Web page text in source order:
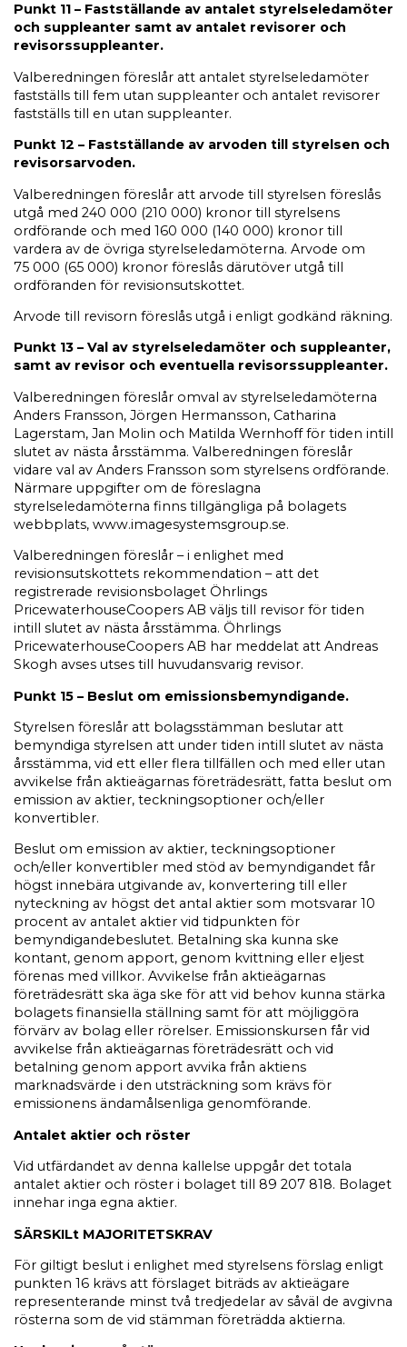
Punkt 11 – Fastställande av antalet styrelseledamöter
och suppleanter samt av antalet revisorer och
revisorssuppleanter.
Valberedningen föreslår att antalet styrelseledamöter
fastställs till fem utan suppleanter och antalet revisorer
fastställs till en utan suppleanter.
Punkt 12 – Fastställande av arvoden till styrelsen och
revisorsarvoden.
Valberedningen föreslår att arvode till styrelsen föreslås
utgå med 240 000 (210 000) kronor till styrelsens
ordförande och med 160 000 (140 000) kronor till
vardera av de övriga styrelseledamöterna. Arvode om
75 000 (65 000) kronor föreslås därutöver utgå till
ordföranden för revisionsutskottet.
Arvode till revisorn föreslås utgå i enligt godkänd räkning.
Punkt 13 – Val av styrelseledamöter och suppleanter,
samt av revisor och eventuella revisorssuppleanter.
Valberedningen föreslår omval av styrelseledamöterna
Anders Fransson, Jörgen Hermansson, Catharina
Lagerstam, Jan Molin och Matilda Wernhoff för tiden intill
slutet av nästa årsstämma. Valberedningen föreslår
vidare val av Anders Fransson som styrelsens ordförande.
Närmare uppgifter om de föreslagna
styrelseledamöterna finns tillgängliga på bolagets
webbplats, www.imagesystemsgroup.se.
Valberedningen föreslår – i enlighet med
revisionsutskottets rekommendation – att det
registrerade revisionsbolaget Öhrlings
PricewaterhouseCoopers AB väljs till revisor för tiden
intill slutet av nästa årsstämma. Öhrlings
PricewaterhouseCoopers AB har meddelat att Andreas
Skogh avses utses till huvudansvarig revisor.
Punkt 15 – Beslut om emissionsbemyndigande.
Styrelsen föreslår att bolagsstämman beslutar att
bemyndiga styrelsen att under tiden intill slutet av nästa
årsstämma, vid ett eller flera tillfällen och med eller utan
avvikelse från aktieägarnas företrädesrätt, fatta beslut om
emission av aktier, teckningsoptioner och/eller
konvertibler.
Beslut om emission av aktier, teckningsoptioner
och/eller konvertibler med stöd av bemyndigandet får
högst innebära utgivande av, konvertering till eller
nyteckning av högst det antal aktier som motsvarar 10
procent av antalet aktier vid tidpunkten för
bemyndigandebeslutet. Betalning ska kunna ske
kontant, genom apport, genom kvittning eller eljest
förenas med villkor. Avvikelse från aktieägarnas
företrädesrätt ska äga ske för att vid behov kunna stärka
bolagets finansiella ställning samt för att möjliggöra
förvärv av bolag eller rörelser. Emissionskursen får vid
avvikelse från aktieägarnas företrädesrätt och vid
betalning genom apport avvika från aktiens
marknadsvärde i den utsträckning som krävs för
emissionens ändamålsenliga genomförande.
Antalet aktier och röster
Vid utfärdandet av denna kallelse uppgår det totala
antalet aktier och röster i bolaget till 89 207 818. Bolaget
innehar inga egna aktier.
SÄRSKILt MAJORITETSKRAV
För giltigt beslut i enlighet med styrelsens förslag enligt
punkten 16 krävs att förslaget biträds av aktieägare
representerande minst två tredjedelar av såväl de avgivna
rösterna som de vid stämman företrädda aktierna.